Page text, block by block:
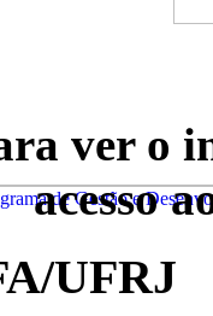
ver o
acesso
UFRJ